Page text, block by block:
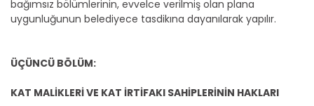
bağımsız bölümlerinin, evvelce verilmiş olan plana
uygunluğunun belediyece tasdikına dayanılarak yapılır.
ÜÇÜNCÜ BÖLÜM:
KAT MALİKLERİ VE KAT İRTİFAKI SAHİPLERİNİN HAKLARI